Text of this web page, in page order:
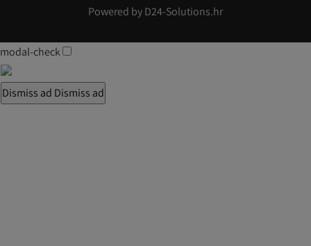
Powered byD24-Solutions.hr
modal-check
Dismiss ad Dismiss ad